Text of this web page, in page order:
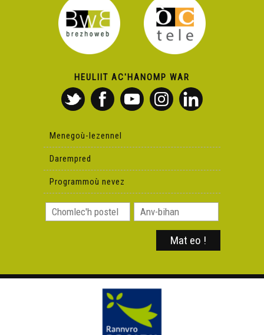
HEULIIT AC'HANOMP WAR
Menegoù-lezennel
Darempred
Programmoù nevez